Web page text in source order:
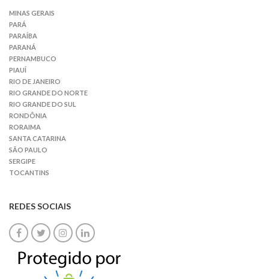
MINAS GERAIS
PARÁ
PARAÍBA
PARANÁ
PERNAMBUCO
PIAUÍ
RIO DE JANEIRO
RIO GRANDE DO NORTE
RIO GRANDE DO SUL
RONDÔNIA
RORAIMA
SANTA CATARINA
SÃO PAULO
SERGIPE
TOCANTINS
REDES SOCIAIS